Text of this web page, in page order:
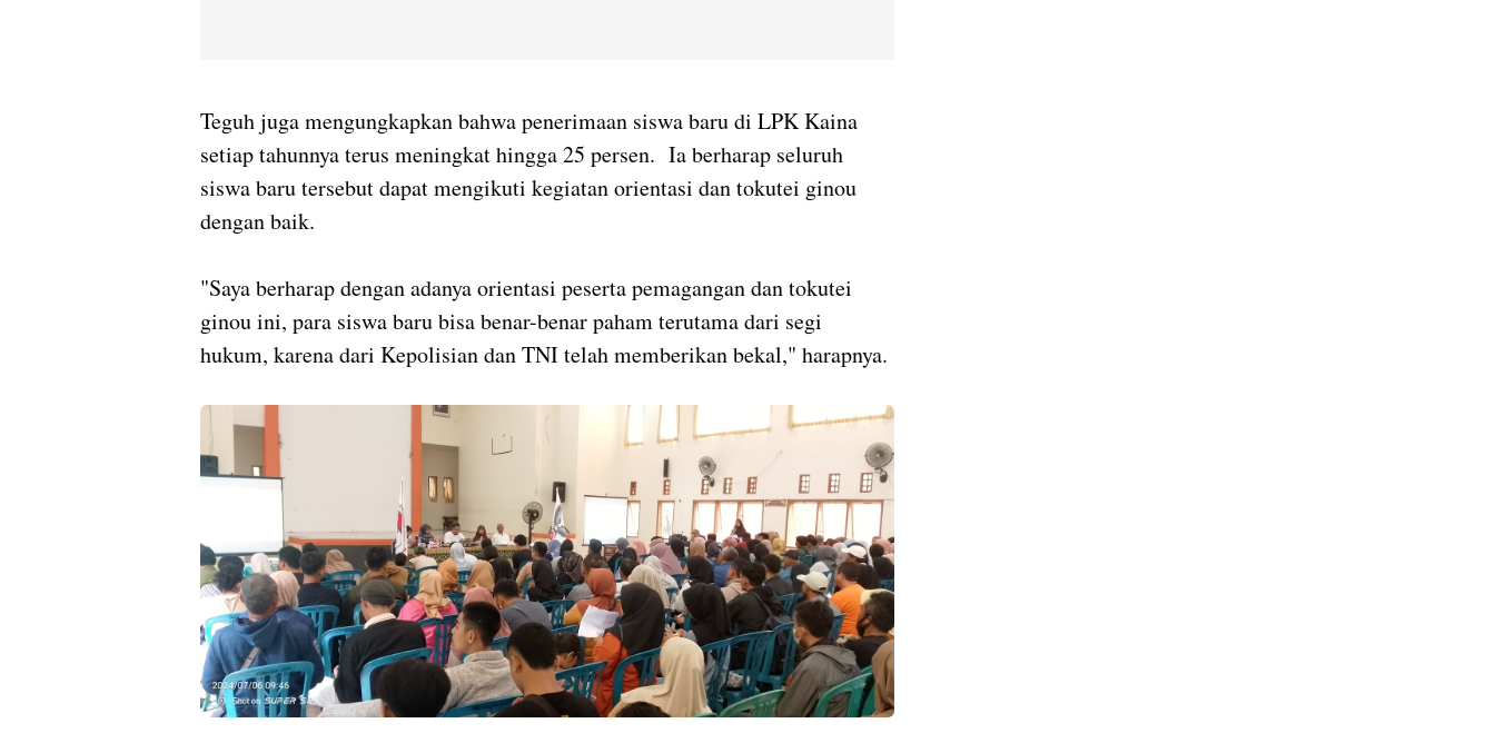
Teguh juga mengungkapkan bahwa penerimaan siswa baru di LPK Kaina
setiap tahunnya terus meningkat hingga 25 persen. Ia berharap seluruh
siswa baru tersebut dapat mengikuti kegiatan orientasi dan tokutei ginou
dengan baik.
"Saya berharap dengan adanya orientasi peserta pemagangan dan tokutei
ginou ini, para siswa baru bisa benar-benar paham terutama dari segi
hukum, karena dari Kepolisian dan TNI telah memberikan bekal," harapnya.